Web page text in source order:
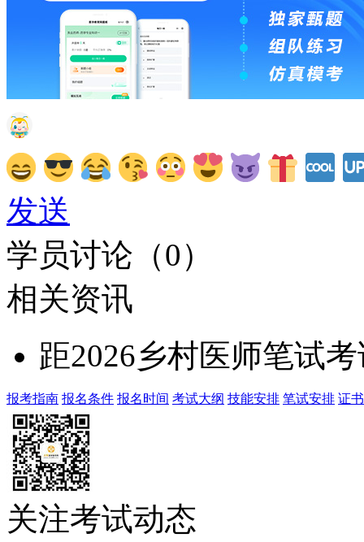
发送
学员讨论（0）
相关资讯
距2026乡村医师笔试
报考指南 报名条件 报名时间 考试大纲 技能安排 笔试安排 证
关注考试动态